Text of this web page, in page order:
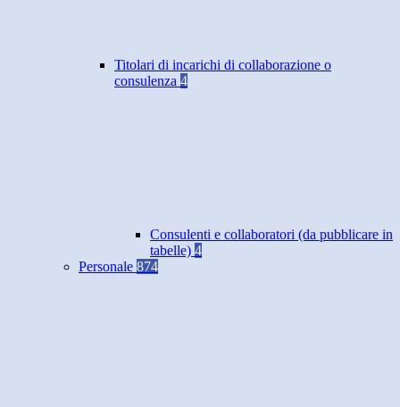
Titolari di incarichi di collaborazione o
consulenza 4
Consulenti e collaboratori (da pubblicare in
tabelle) 4
Personale 874